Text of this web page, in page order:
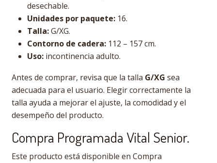
desechable.
Unidades por paquete: 16.
Talla:G/XG.
Contorno de cadera: 112 – 157 cm.
Uso: incontinencia adulto.
Antes de comprar, revisa que la talla G/XG sea
adecuada para el usuario. Elegir correctamente la
talla ayuda a mejorar el ajuste, la comodidad y el
desempeño del producto.
Compra Programada Vital Senior.
Este producto está disponible en Compra